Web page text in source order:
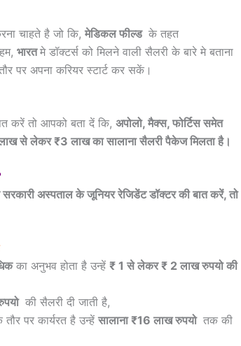
चाहते है जो कि, मेडिकल फील्ड के तहत
भारतमे डॉक्टर्स को मिलने वाली सैलरी के बारे मे बताना
पर अपना करियर स्टार्ट कर सकें।
करें तो आपको बता दें कि, अपोलो, मैक्‍स, फोर्टिस समेत
से लेकर ₹3 लाख का सालाना सैलरी पैकेज मिलता है।
अस्‍पताल के जूनियर रेजिडेंट डॉक्‍टर की बात करें, तो
का अनुभव होता है उन्हें ₹ 1 से लेकर ₹ 2 लाख रुपयो की
की सैलरी दी जाती है,
पर कार्यरत है उन्हें सालाना ₹16 लाख रुपयो तक की